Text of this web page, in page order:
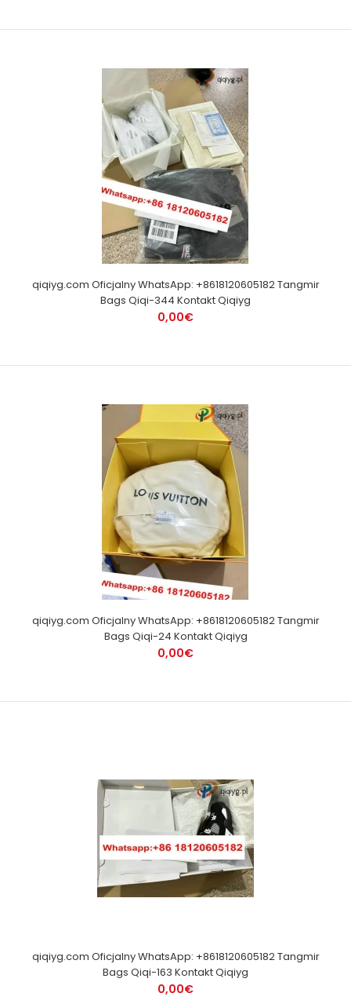
qiqiyg.com Oficjalny WhatsApp: +8618120605182 Tangmir
Bags Qiqi-344 Kontakt Qiqiyg
0,00€
qiqiyg.com Oficjalny WhatsApp: +8618120605182 Tangmir
Bags Qiqi-24 Kontakt Qiqiyg
0,00€
qiqiyg.com Oficjalny WhatsApp: +8618120605182 Tangmir
Bags Qiqi-163 Kontakt Qiqiyg
0,00€